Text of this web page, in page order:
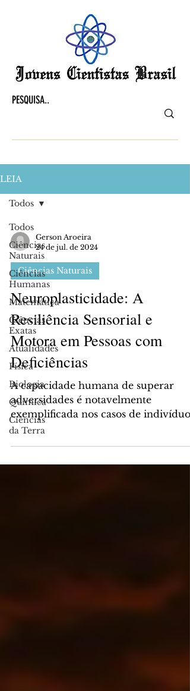
LEIA
Todos
Ciências
Naturais
Ciências
Humanas
Matemática
Ciências
Exatas
Atualidades
Física
Biologia
Química
Ciências
da Terra
Todos
Gerson Aroeira
24 de jul. de 2024
Ciências Naturais
Neuroplasticidade: A
Resiliência Sensorial e
Motora em Pessoas com
Deficiências
A capacidade humana de superar
adversidades é notavelmente
exemplificada nos casos de indivíduos
com deficiências físicas que, contra...